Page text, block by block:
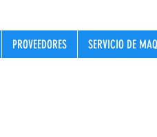
PROVEEDORES SERVICIO DE